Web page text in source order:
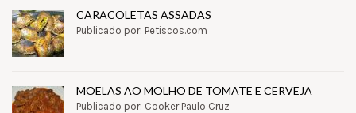
CARACOLETAS ASSADAS
Publicado por: Petiscos.com
MOELAS AO MOLHO DE TOMATE E CERVEJA
Publicado por: Cooker Paulo Cruz